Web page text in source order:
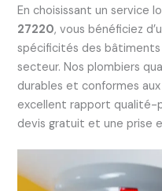
En choisissant un service
27220, vous bénéficiez
spécificités des
secteur. Nos plombiers
durables et conformes
excellent rapport qualité-
devis gratuit et une prise